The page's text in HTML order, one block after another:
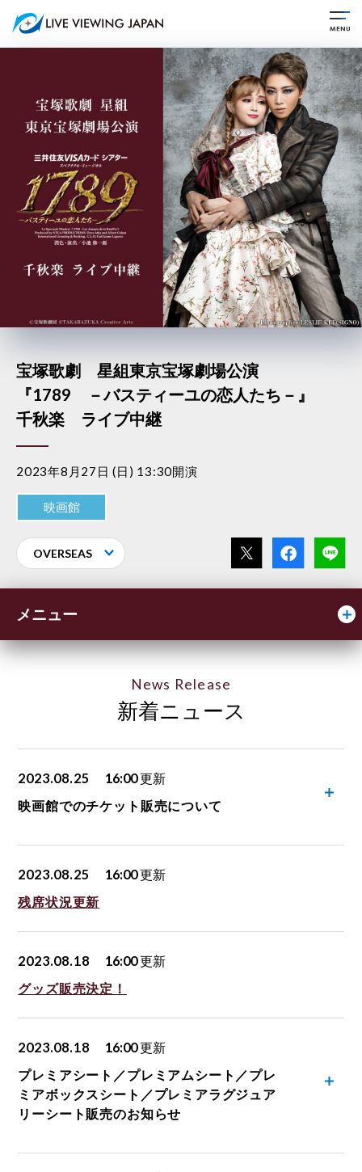
宝塚歌劇 星組東京宝塚劇場公演
『1789 －バスティーユの恋人たち－』
千秋楽 ライブ中継
2023年8月27日 (日) 13:30開演
映画館
OVERSEAS
メニュー
News Release
新着ニュース
2023.08.25 16:00更新
映画館でのチケット販売について
2023.08.25 16:00更新
残席状況更新
2023.08.18 16:00更新
グッズ販売決定！
2023.08.18 16:00更新
プレミアシート／プレミアムシート／プレ
ミアボックスシート／プレミアラグジュア
リーシート販売のお知らせ